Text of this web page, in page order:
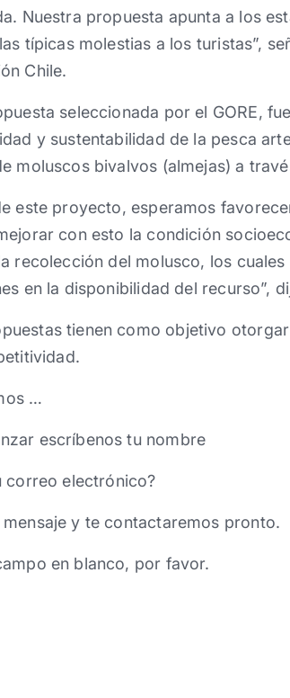
Nuestra propuesta apunta a los
típicas molestias a los turistas”,
Chile.
seleccionada por el GORE,
y sustentabilidad de la pesca
moluscos bivalvos (almejas) a
este proyecto, esperamos
con esto la condición
recolección del molusco, los
en la disponibilidad del recurso”,
tienen como objetivo
…
escríbenos tu nombre
correo electrónico?
mensaje y te contactaremos pronto.
en blanco, por favor.